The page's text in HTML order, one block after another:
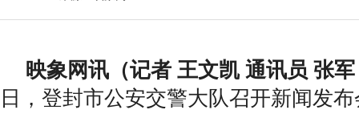
映象网讯（记者 王文凯 通讯员 张
日，登封市公安交警大队召开新闻发